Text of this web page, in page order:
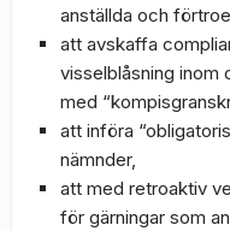
anställda och
att avskaffa
visselblåsning
med
att införa
nämnder,
att med retroaktiv
för gärningar som